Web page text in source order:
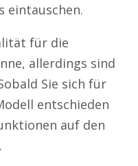
eintauschen.
für die
allerdings sind
Sie sich für
entschieden
auf den